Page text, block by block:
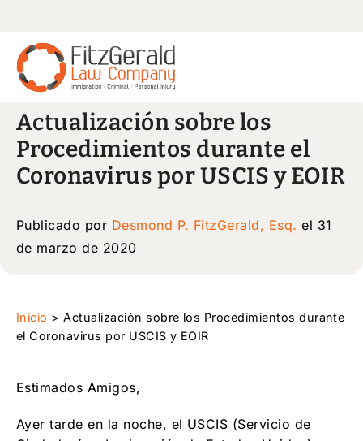
Actualización sobre los
Procedimientos durante el
Coronavirus por USCIS y EOIR
Publicado por Desmond P. FitzGerald, Esq. el 31
de marzo de 2020
Inicio >Actualización sobre los Procedimientos durante
el Coronavirus por USCIS y EOIR
Estimados Amigos,
Ayer tarde en la noche, el USCIS (Servicio de